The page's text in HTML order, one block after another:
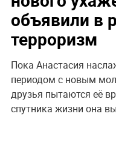
объявили в
терроризм
Пока Анастасия
периодом с новым
друзья пытаются её
спутника жизни она